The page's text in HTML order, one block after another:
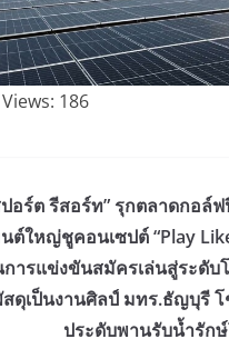
186
อร์ต รีสอร์ท” รุกตลาดกอล์ฟ
ต์ใหญ่ชูคอนเซปต์ “Play
ารแข่งขันสมัครเล่นสู่ระดับ
ดุเป็นงานศิลป์ มทร.ธัญบุรี โ
ประดับพานรับน้ำรัก